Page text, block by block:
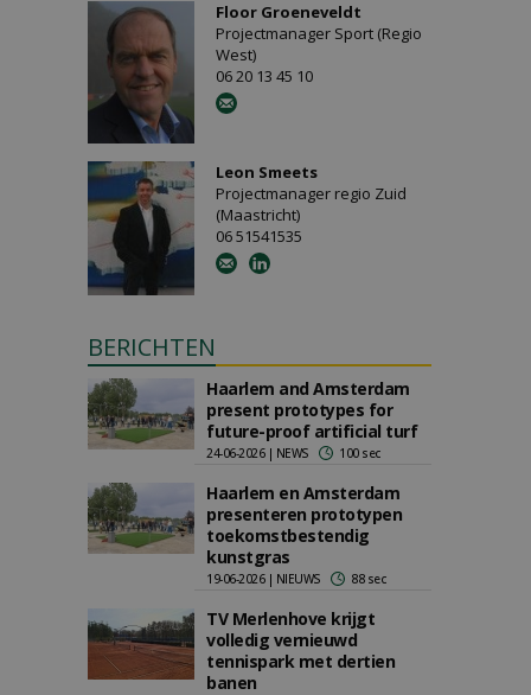
Floor Groeneveldt
Projectmanager Sport (Regio
West)
06 20 13 45 10
Leon Smeets
Projectmanager regio Zuid
(Maastricht)
06 51541535
BERICHTEN
Haarlem and Amsterdam
present prototypes for
future-proof artificial turf
24-06-2026 | NEWS 100 sec
Haarlem en Amsterdam
presenteren prototypen
toekomstbestendig
kunstgras
19-06-2026 | NIEUWS 88 sec
TV Merlenhove krijgt
volledig vernieuwd
tennispark met dertien
banen